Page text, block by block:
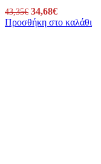
43,35€ Original
price
34,68€
τρέχουσα
Προσθήκη στο καλάθι